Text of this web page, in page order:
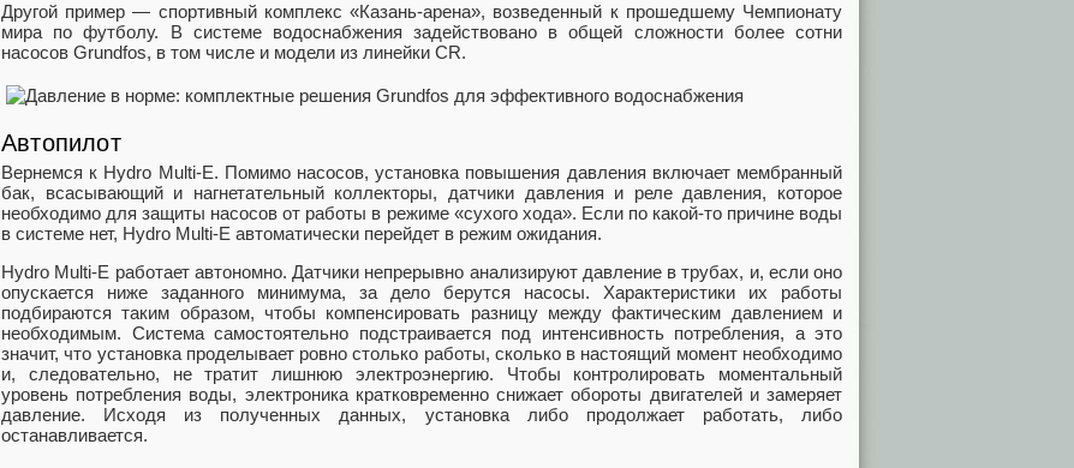
Другой пример — спортивный комплекс «Казань-арена», возведенный к прошедшему Чемпионату
мира по футболу. В системе водоснабжения задействовано в общей сложности более сотни
насосов Grundfos, в том числе и модели из линейки CR.
Автопилот
Вернемся к Hydro Multi-E. Помимо насосов, установка повышения давления включает мембранный
бак, всасывающий и нагнетательный коллекторы, датчики давления и реле давления, которое
необходимо для защиты насосов от работы в режиме «сухого хода». Если по какой-то причине воды
в системе нет, Hydro Multi-E автоматически перейдет в режим ожидания.
Hydro Multi-E работает автономно. Датчики непрерывно анализируют давление в трубах, и, если оно
опускается ниже заданного минимума, за дело берутся насосы. Характеристики их работы
подбираются таким образом, чтобы компенсировать разницу между фактическим давлением и
необходимым. Система самостоятельно подстраивается под интенсивность потребления, а это
значит, что установка проделывает ровно столько работы, сколько в настоящий момент необходимо
и, следовательно, не тратит лишнюю электроэнергию. Чтобы контролировать моментальный
уровень потребления воды, электроника кратковременно снижает обороты двигателей и замеряет
давление. Исходя из полученных данных, установка либо продолжает работать, либо
останавливается.